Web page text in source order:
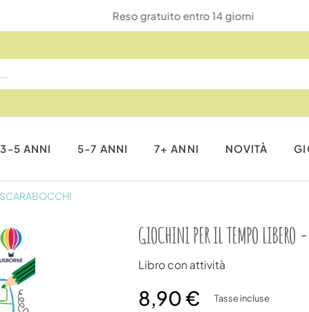
Reso gratuito entro 14 giorni
3-5 ANNI 5-7 ANNI 7+ ANNI NOVITÀ
GIOCHINI PER IL TEMPO LIBERO
Libro con attività
8,90 € Tasse incluse